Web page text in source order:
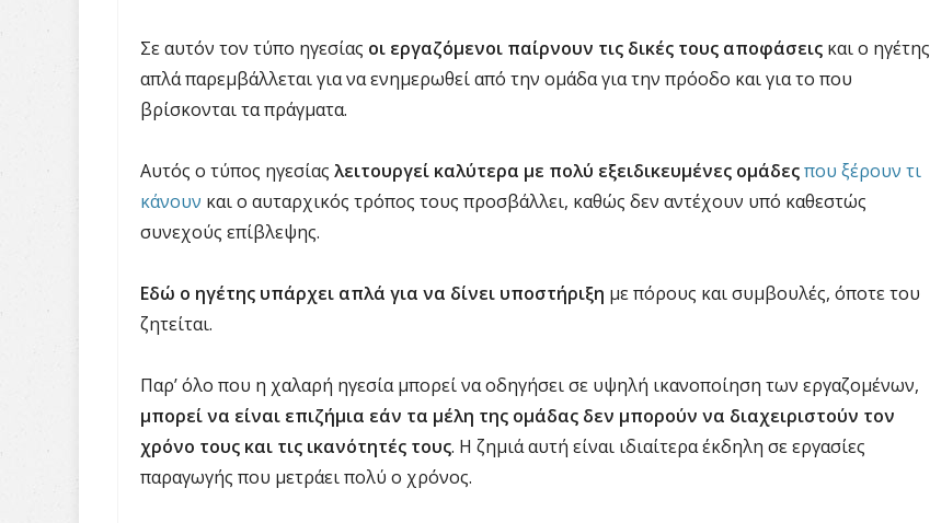
Σε αυτόν τον τύπο ηγεσίας οι εργαζόμενοι παίρνουν τις δικές τους αποφάσεις και ο ηγέτης
απλά παρεμβάλλεται για να ενημερωθεί από την ομάδα για την πρόοδο και για το που
βρίσκονται τα πράγματα.
Αυτός ο τύπος ηγεσίας λειτουργεί καλύτερα με πολύ εξειδικευμένες ομάδεςπου ξέρουν τι
κάνουν και ο αυταρχικός τρόπος τους προσβάλλει, καθώς δεν αντέχουν υπό καθεστώς
συνεχούς επίβλεψης.
Εδώ ο ηγέτης υπάρχει απλά για να δίνει υποστήριξη με πόρους και συμβουλές, όποτε του
ζητείται.
Παρ’ όλο που η χαλαρή ηγεσία μπορεί να οδηγήσει σε υψηλή ικανοποίηση των εργαζομένων,
μπορεί να είναι επιζήμια εάν τα μέλη της ομάδας δεν μπορούν να διαχειριστούν τον
χρόνο τους και τις ικανότητές τους. Η ζημιά αυτή είναι ιδιαίτερα έκδηλη σε εργασίες
παραγωγής που μετράει πολύ ο χρόνος.